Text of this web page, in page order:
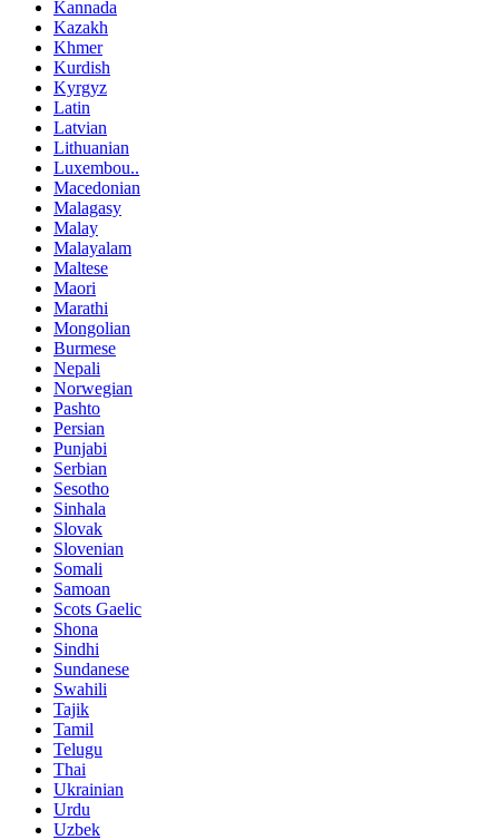
Kannada
Kazakh
Khmer
Kurdish
Kyrgyz
Latin
Latvian
Lithuanian
Luxembou..
Macedonian
Malagasy
Malay
Malayalam
Maltese
Maori
Marathi
Mongolian
Burmese
Nepali
Norwegian
Pashto
Persian
Punjabi
Serbian
Sesotho
Sinhala
Slovak
Slovenian
Somali
Samoan
Scots Gaelic
Shona
Sindhi
Sundanese
Swahili
Tajik
Tamil
Telugu
Thai
Ukrainian
Urdu
Uzbek